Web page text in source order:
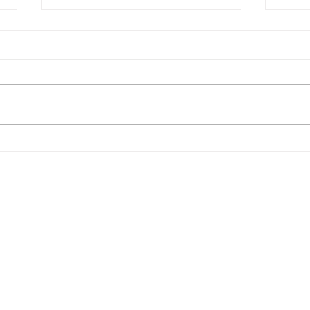
explica cada cuanto hacer
senales indican problemas